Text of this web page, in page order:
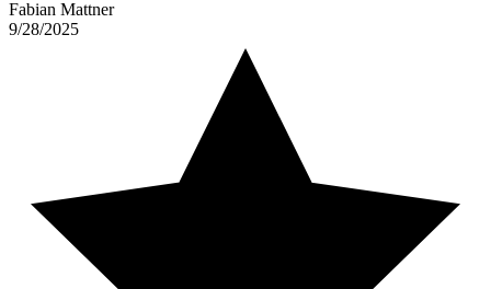
Fabian Mattner
9/28/2025